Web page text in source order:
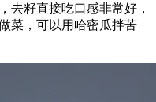
去籽直接吃口感非常好，
菜，可以用哈密瓜拌苦